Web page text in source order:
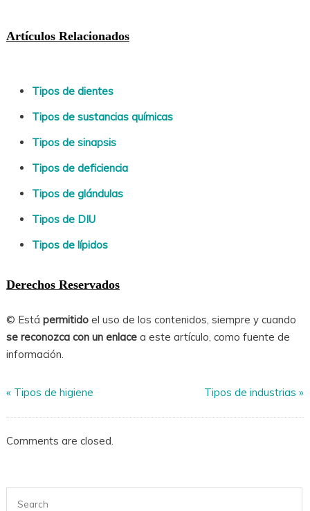
Artículos Relacionados
Tipos de dientes
Tipos de sustancias químicas
Tipos de sinapsis
Tipos de deficiencia
Tipos de glándulas
Tipos de DIU
Tipos de lípidos
Derechos Reservados
© Está permitidoel uso de los contenidos, siempre y cuando
se reconozca con un enlacea este artículo, como fuente de
información.
« Tipos de higiene Tipos de industrias »
Comments are closed.